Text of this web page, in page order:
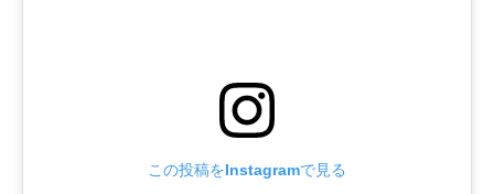
この投稿をInstagramで見る